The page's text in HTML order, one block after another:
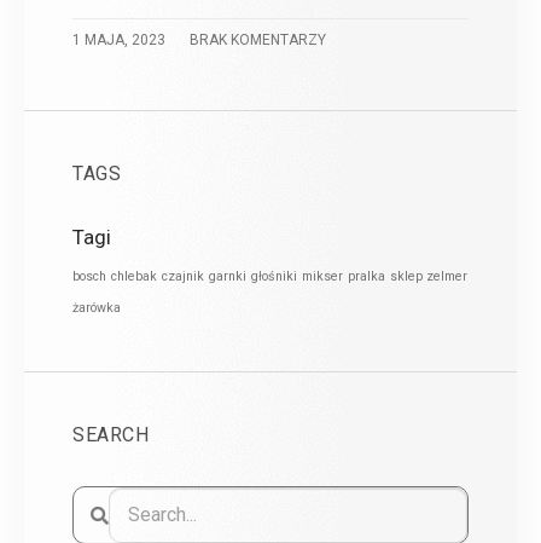
1 MAJA, 2023 BRAK KOMENTARZY
TAGS
Tagi
bosch chlebak czajnik garnki głośniki mikser pralka sklep zelmer
żarówka
SEARCH